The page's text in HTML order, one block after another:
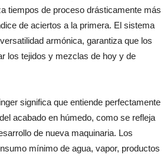
tiempos de proceso drásticamente más
de aciertos a la primera. El sistema
armónica, garantiza que los
los tejidos y mezclas de hoy y de
significa que entiende perfectamente
acabado en húmedo, como se refleja
de nueva maquinaria. Los
mínimo de agua, vapor, productos